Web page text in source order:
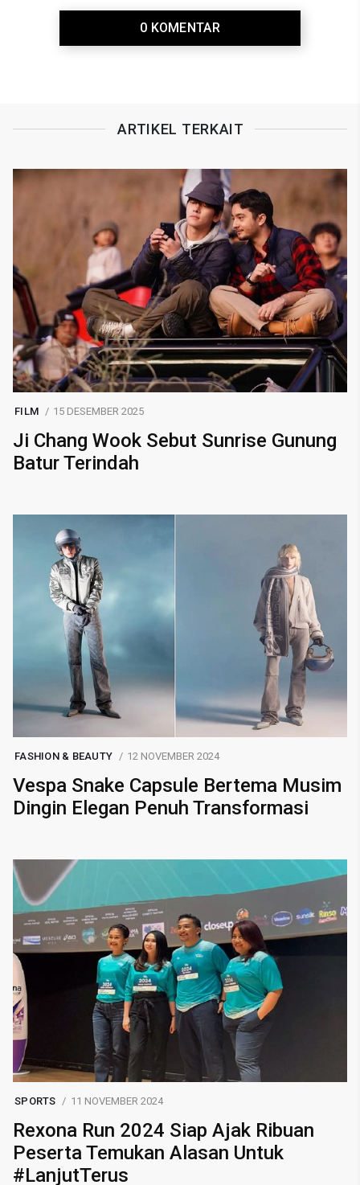
0 KOMENTAR
ARTIKEL TERKAIT
FILM 15 DESEMBER 2025
Ji Chang Wook Sebut Sunrise Gunung
Batur Terindah
FASHION & BEAUTY 12 NOVEMBER 2024
Vespa Snake Capsule Bertema Musim
Dingin Elegan Penuh Transformasi
SPORTS 11 NOVEMBER 2024
Rexona Run 2024 Siap Ajak Ribuan
Peserta Temukan Alasan Untuk
#LanjutTerus